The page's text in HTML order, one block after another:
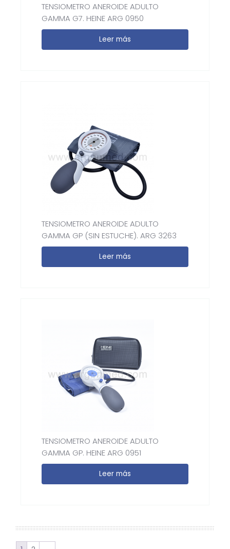
TENSIOMETRO ANEROIDE ADULTO
GAMMA G7. HEINE ARG 0950
Leer más
TENSIOMETRO ANEROIDE ADULTO
GAMMA GP (SIN ESTUCHE). ARG 3263
Leer más
TENSIOMETRO ANEROIDE ADULTO
GAMMA GP. HEINE ARG 0951
Leer más